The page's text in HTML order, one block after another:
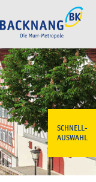
SCHNELL-
AUSWAHL